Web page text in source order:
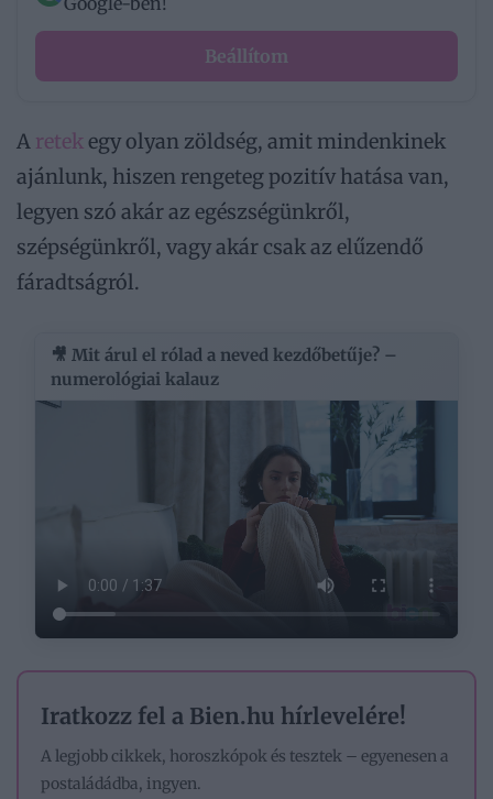
Beállítom
A retekegy olyan zöldség, amit mindenkinek
ajánlunk, hiszen rengeteg pozitív hatása van,
legyen szó akár az egészségünkről,
szépségünkről, vagy akár csak az elűzendő
fáradtságról.
🎥 Mit árul el rólad a neved kezdőbetűje? –
numerológiai kalauz
Iratkozz fel a Bien.hu hírlevelére!
A legjobb cikkek, horoszkópok és tesztek – egyenesen a
postaládádba, ingyen.